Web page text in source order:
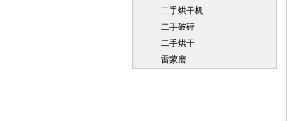
二手烘干机
二手破碎
二手烘干
雷蒙磨